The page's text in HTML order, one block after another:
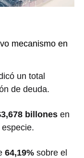
mecanismo en
un total
de deuda.
billones en
64,19% sobre el